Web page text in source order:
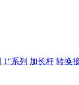
1″系列 加长杆 转换